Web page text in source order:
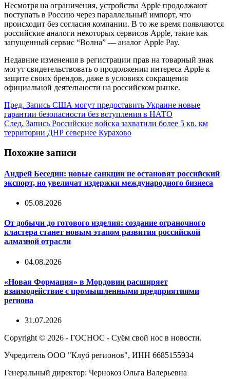
Несмотря на ограничения, устройства Apple продолжают
поступать в Россию через параллельный импорт, что
происходит без согласия компании. В то же время появляются
российские аналоги некоторых сервисов Apple, такие как
запущенный сервис “Волна” — аналог Apple Pay.
Недавние изменения в регистрации прав на товарный знак
могут свидетельствовать о продолжении интереса Apple к
защите своих брендов, даже в условиях сокращения
официальной деятельности на российском рынке.
Пред. Запись США могут предоставить Украине новые
гарантии безопасности без вступления в НАТО
След. Запись Российские войска захватили более 5 кв. км
территории ДНР севернее Курахово
Похожие записи
Андрей Беседин: новые санкции не остановят российский
экспорт, но увеличат издержки международного бизнеса
05.08.2026
От добычи до готового изделия: создание ограночного
кластера станет новым этапом развития российской
алмазной отрасли
04.08.2026
«Новая Формация» в Мордовии расширяет
взаимодействие с промышленными предприятиями
региона
31.07.2026
Copyright © 2026 - ГОСНОС - Суём свой нос в новости.
Учредитель ООО "Клуб регионов", ИНН 6685155934
Генеральный директор: Чернокоз Ольга Валерьевна